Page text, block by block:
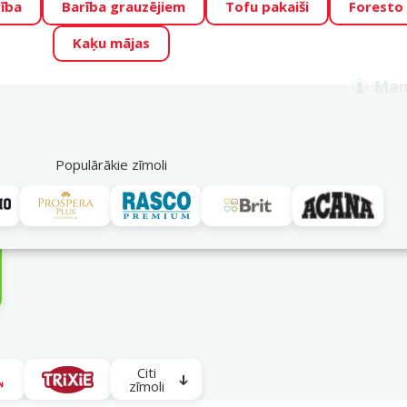
Zoo piedāvā lieliskas cenas mīluļu TOP barībām! 🍖 →
ŪSAIŅI”! Varbūt tieši Tavs mīlulis būs 2027. gada
Barība grauzējiem Tofu pakaiši
Foresto
Kaķu mājas
Populārākie zīmoli
Akciju piedāvājumi
Citi
zīmoli